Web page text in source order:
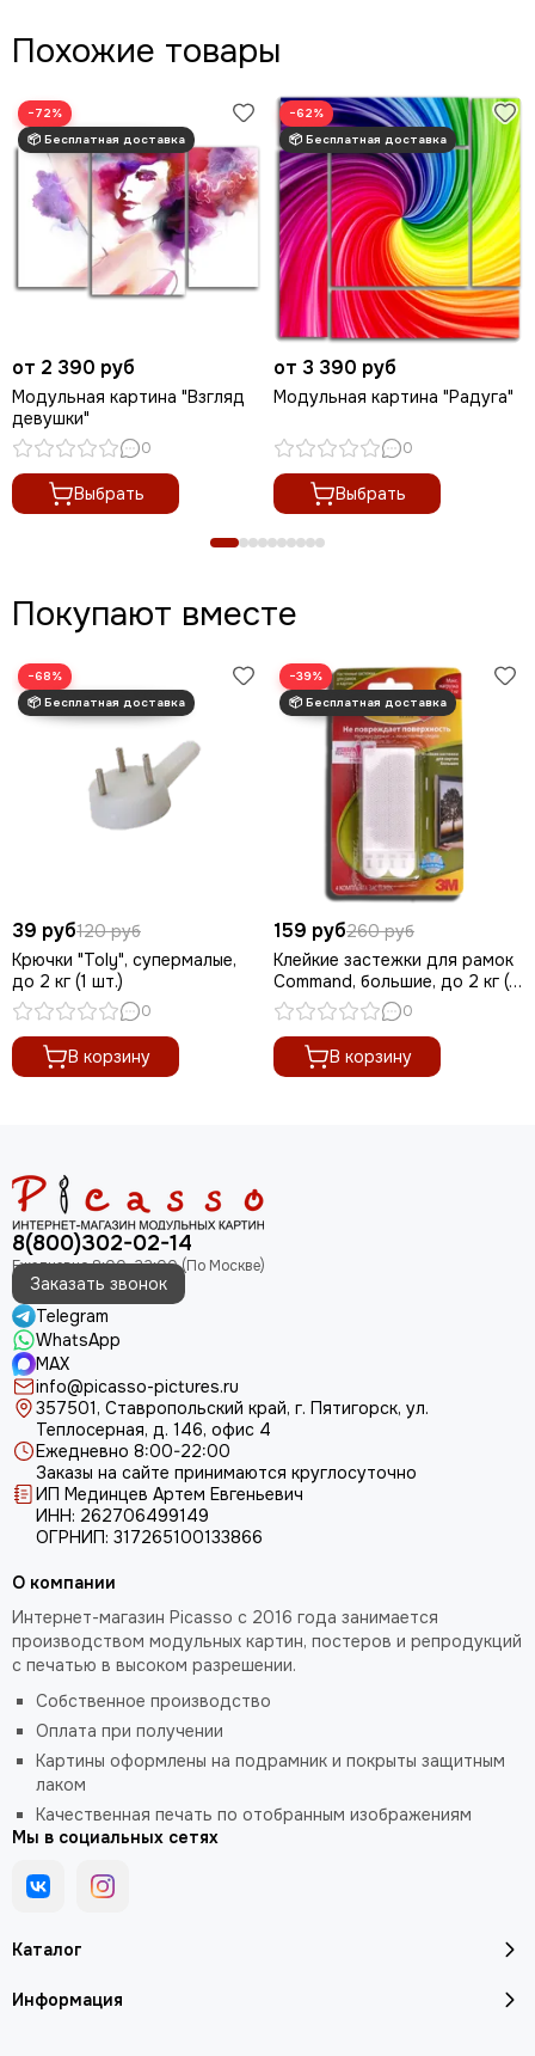
Похожие товары
−72%
от 2 390 руб
Модульная картина "Взгляд
девушки"
0
Выбрать
−62%
от 3 390 руб
Модульная картина "Радуга"
0
Выбрать
Покупают вместе
−68%
39 руб120 руб
Крючки "Toly", супермалые,
до 2 кг (1 шт.)
0
В корзину
−39%
159 руб260 руб
Клейкие застежки для рамок
Command, большие, до 2 кг (1
шт.)
0
В корзину
8(800)302-02-14
Заказать звонок
Telegram
WhatsApp
MAX
info@picasso-pictures.ru
357501, Ставропольский край, г. Пятигорск, ул.
Теплосерная, д. 146, офис 4
Ежедневно 8:00-22:00
Заказы на сайте принимаются круглосуточно
ИП Мединцев Артем Евгеньевич
ИНН: 262706499149
ОГРНИП: 317265100133866
Каталог
Информация
О компании
Интернет-магазин Picasso с 2016 года занимается
производством модульных картин, постеров и репродукций
с печатью в высоком разрешении.
Собственное производство
Оплата при получении
Картины оформлены на подрамник и покрыты защитным
лаком
Качественная печать по отобранным изображениям
Мы в социальных сетях